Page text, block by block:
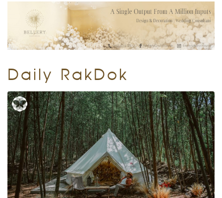
ABOUT
CONTACT
Channel Instagram
Twitter
Channel Youtube
Daily RakDok